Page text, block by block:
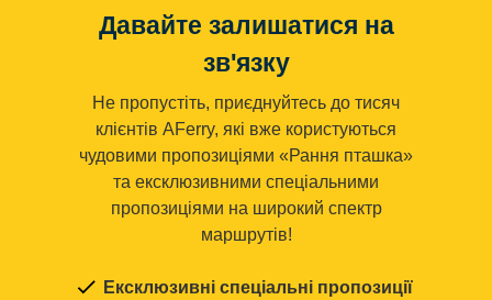
Давайте залишатися на
зв'язку
Не пропустіть, приєднуйтесь до тисяч
клієнтів AFerry, які вже користуються
чудовими пропозиціями «Рання пташка»
та ексклюзивними спеціальними
пропозиціями на широкий спектр
маршрутів!
Ексклюзивні спеціальні пропозиції